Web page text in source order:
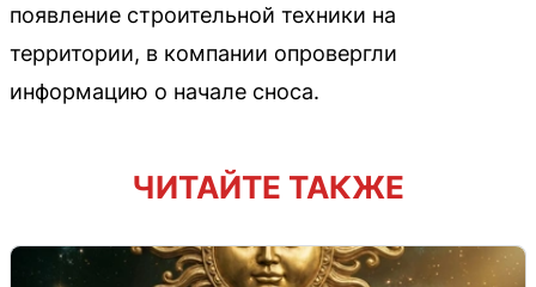
появление строительной техники на
территории, в компании опровергли
информацию о начале сноса.
ЧИТАЙТЕ ТАКЖЕ